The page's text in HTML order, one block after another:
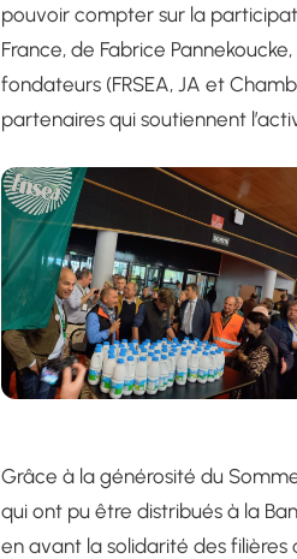
pouvoir compter sur la
France, de Fabrice
fondateurs (FRSEA, JA et
partenaires qui soutiennent
Grâce à la générosité du
qui ont pu être distribués à la
en avant la solidarité des filières